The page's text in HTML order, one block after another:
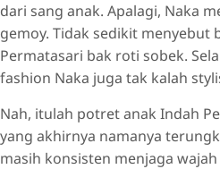
dari sang anak. Apalagi, Naka
gemoy. Tidak sedikit menyebut
Permatasari bak roti sobek.
fashion Naka juga tak kalah
Nah, itulah potret anak Indah
yang akhirnya namanya
masih konsisten menjaga